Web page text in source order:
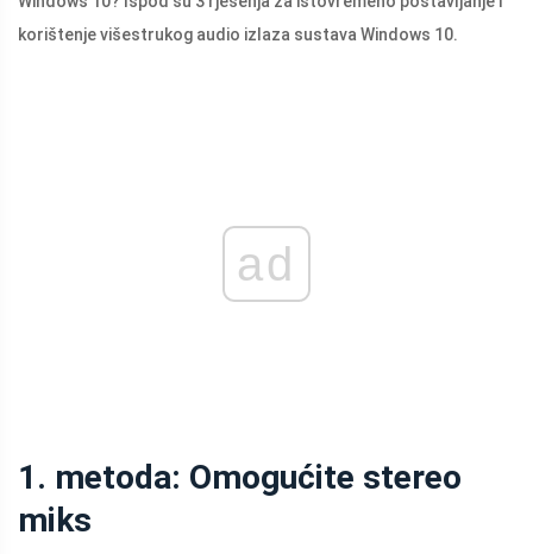
korištenje višestrukog audio izlaza sustava Windows 10.
ad
1. metoda: Omogućite stereo
miks